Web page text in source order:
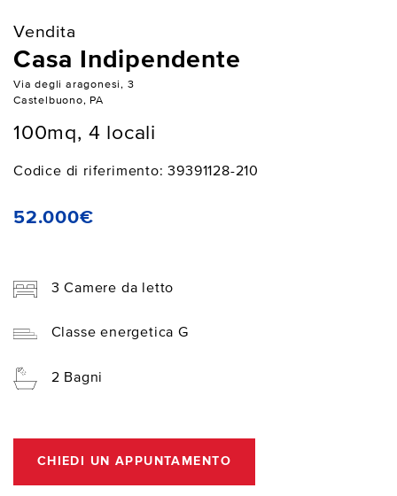
Vendita
Casa Indipendente
Via degli aragonesi, 3
Castelbuono, PA
100mq, 4 locali
Codice di riferimento: 39391128-210
52.000€
3 Camere da letto
Classe energetica G
2 Bagni
CHIEDI UN APPUNTAMENTO